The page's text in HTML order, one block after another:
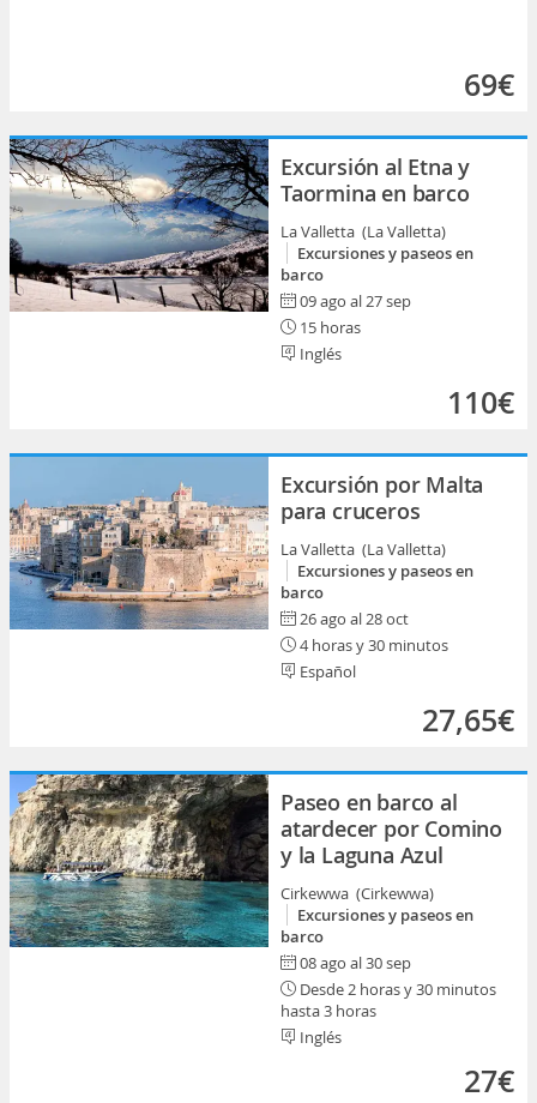
69€
Excursión al Etna y
Taormina en barco
La Valletta (La Valletta)
Excursiones y paseos en
barco
09 ago al 27 sep
15 horas
Inglés
110€
Excursión por Malta
para cruceros
La Valletta (La Valletta)
Excursiones y paseos en
barco
26 ago al 28 oct
4 horas y 30 minutos
Español
27,65€
Paseo en barco al
atardecer por Comino
y la Laguna Azul
Cirkewwa (Cirkewwa)
Excursiones y paseos en
barco
08 ago al 30 sep
Desde 2 horas y 30 minutos
hasta 3 horas
Inglés
27€